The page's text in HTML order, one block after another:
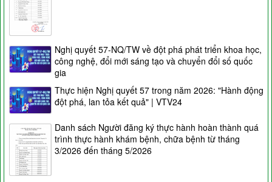
Nghị quyết 57-NQ/TW về đột phá phát triển khoa học,
công nghệ, đổi mới sáng tạo và chuyển đổi số quốc
gia
Thực hiện Nghị quyết 57 trong năm 2026: "Hành động
đột phá, lan tỏa kết quả" | VTV24
Danh sách Người đăng ký thực hành hoàn thành quá
trình thực hành khám bệnh, chữa bệnh từ tháng
3/2026 đến tháng 5/2026